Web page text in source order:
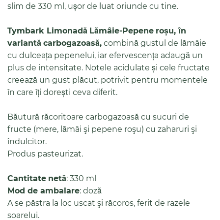
slim de 330 ml, ușor de luat oriunde cu tine.
Tymbark Limonadă Lămâie-Pepene roșu,în
variantă carbogazoasă, combină gustul de lămâie
cu dulceața pepenelui, iar efervescența adaugă un
plus de intensitate. Notele acidulate și cele fructate
creează un gust plăcut, potrivit pentru momentele
în care îți dorești ceva diferit.
Băutură răcoritoare carbogazoasă cu sucuri de
fructe (mere, lămâi şi pepene roşu) cu zaharuri şi
îndulcitor.
Produs pasteurizat.
Cantitate netă: 330 ml
Mod de ambalare: doză
A se păstra la loc uscat şi răcoros, ferit de razele
soarelui.